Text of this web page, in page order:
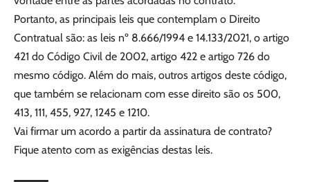
Portanto, as principais leis que contemplam o Direito
Contratual são: as leis nº 8.666/1994 e 14.133/2021, o artigo
421 do Código Civil de 2002, artigo 422 e artigo 726 do
mesmo código. Além do mais, outros artigos deste código,
que também se relacionam com esse direito são os 500,
413, 111, 455, 927, 1245 e 1210.
Vai firmar um acordo a partir da assinatura de contrato?
Fique atento com as exigências destas leis.